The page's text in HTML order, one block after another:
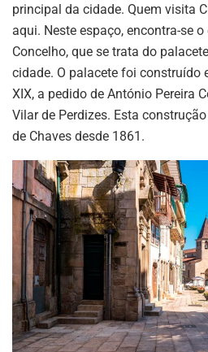
principal da cidade. Quem visita
aqui. Neste espaço, encontra-se
Concelho, que se trata do
cidade. O palacete foi construído
XIX, a pedido de António Pereira
Vilar de Perdizes. Esta
de Chaves desde 1861.